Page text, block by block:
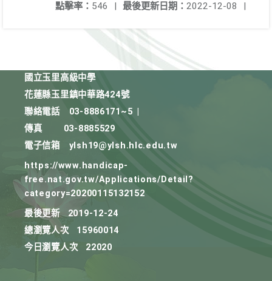
最後更新日期： 2022-12-08 |
點擊率： 546 |
國立玉里高級中學
花蓮縣玉里鎮中華路424號
聯絡電話
03-8886171~5
傳真
03-8885529
電子信箱
ylsh19@ylsh.hlc.edu.tw
https://www.handicap-
free.nat.gov.tw/Applications/Detail?
category=20200115132152
最後更新
2019-12-24
總瀏覽人次
15960014
今日瀏覽人次
22020